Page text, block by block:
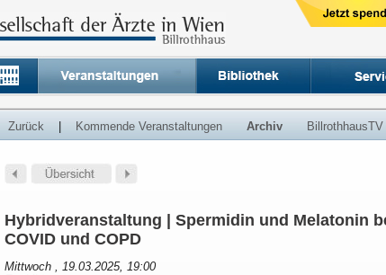
Zurück Kommende Veranstaltungen Archiv BillrothhausTV
Hybridveranstaltung | Spermidin und Melatonin
COVID und COPD
Mittwoch , 19.03.2025, 19:00